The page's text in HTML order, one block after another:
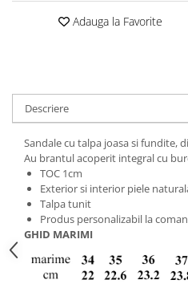
Adauga la Favorite
Descriere
Sandale cu talpa joasa si fundite,
Au brantul acoperit integral cu
TOC 1cm
Exterior si interior piele
Talpa tunit
Produs personalizabil la
GHID MARIMI